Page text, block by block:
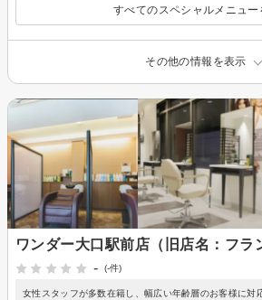
すべてのスペシャルメニュー
その他の情報を表示
ワンダー大口駅前店（旧店名：フラ
-
(-件)
女性スタッフが多数在籍し、幅広い年齢層のお客様に対